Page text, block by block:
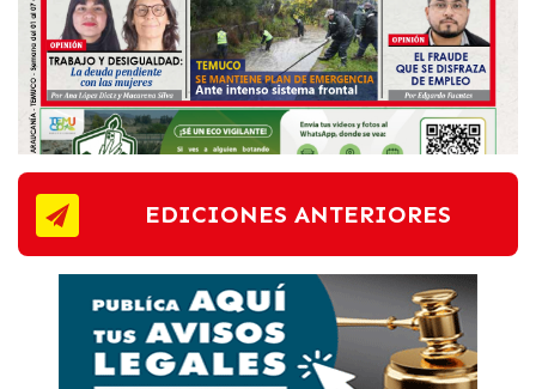
EDICIONES ANTERIORES